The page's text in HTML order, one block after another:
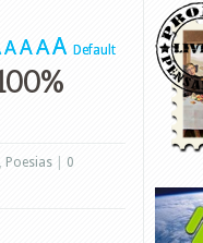
AAAA Default
, Poesias
0